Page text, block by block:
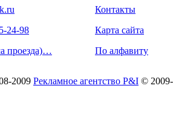
24-98
проезда)…
Контакты
Карта сайта
По алфавиту
2009 Рекламное агентство P&I ©